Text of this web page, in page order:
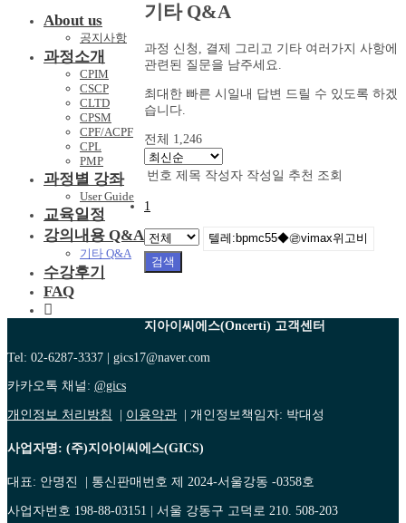
About us
공지사항
과정소개
CPIM
CSCP
CLTD
CPSM
CPF/ACPF
CPL
PMP
과정별 강좌
User Guide
교육일정
강의내용 Q&A
기타 Q&A
수강후기
FAQ
기타 Q&A
과정 신청, 결제 그리고 기타 여러가지 사항에
관련된 질문을 남주세요.
최대한 빠른 시일내 답변 드릴 수 있도록 하겠
습니다.
전체 1,246
번호 제목 작성자 작성일 추천 조회
1
검색
지아이씨에스(Oncerti) 고객센터
Tel: 02-6287-3337 | gics17@naver.com
카카오톡 채널: @gics
개인정보 처리방침 이용약관 | 개인정보책임자: 박대성
사업자명: (주)지아이씨에스(GICS)
대표: 안명진 | 통신판매번호 제 2024-서울강동 -0358호
사업자번호 198-88-03151 | 서울 강동구 고덕로 210. 508-203